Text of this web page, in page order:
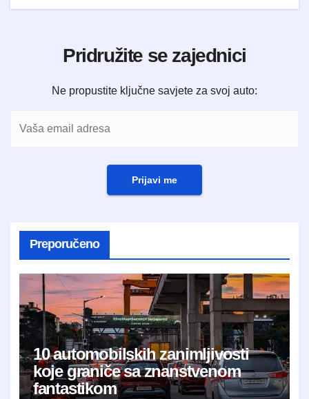
Pridružite se zajednici
Ne propustite ključne savjete za svoj auto:
Prijavi me
Preporučeno
10 automobilskih zanimljivosti
koje graniče sa znanstvenom
fantastikom